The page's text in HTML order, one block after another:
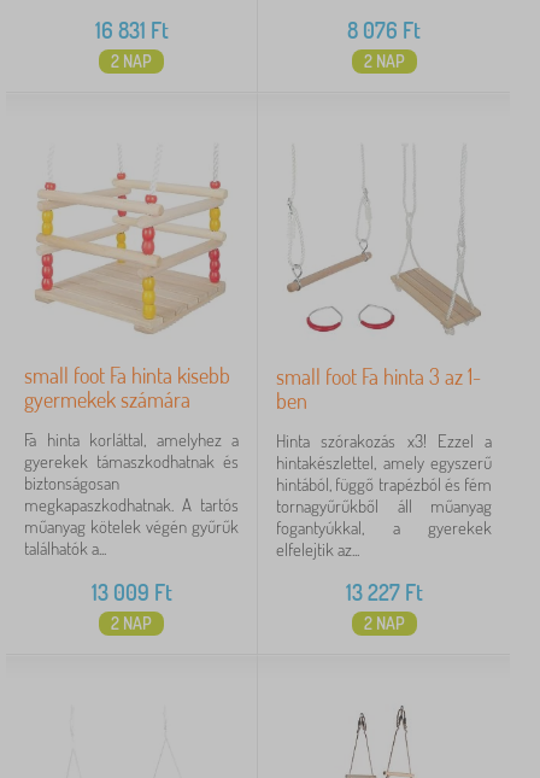
16 831 Ft
2 NAP
8 076 Ft
2 NAP
small foot Fa hinta kisebb
gyermekek számára
Fa hinta korláttal, amelyhez a
gyerekek támaszkodhatnak és
biztonságosan
megkapaszkodhatnak. A tartós
műanyag kötelek végén gyűrűk
találhatók a...
13 009 Ft
2 NAP
small foot Fa hinta 3 az 1-
ben
Hinta szórakozás x3! Ezzel a
hintakészlettel, amely egyszerű
hintából, függő trapézból és fém
tornagyűrűkből áll műanyag
fogantyúkkal, a gyerekek
elfelejtik az...
13 227Ft
2 NAP